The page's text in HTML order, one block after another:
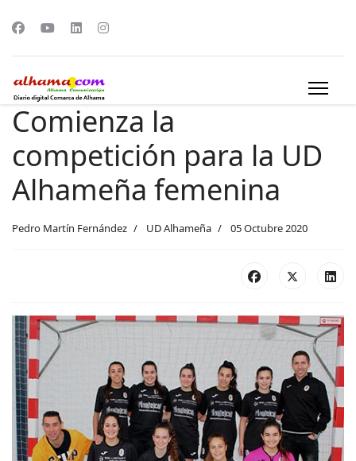
Comienza la
competición para la UD
Alhameña femenina
Pedro Martín Fernández UD Alhameña 05 Octubre 2020